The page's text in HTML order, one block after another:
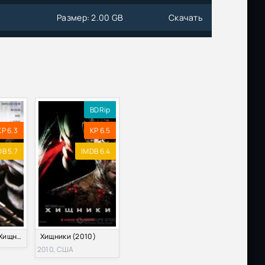
Размер: 2.00 GB Скачать
Размер: 1.46 GB
| D Размер: 4.25 GB
Размер: 3.95 GB
Размер: 9.06 GB
Размер: 3.36 GB
6.3
5.7
Чужой против Хищника (2004)
BDRip
KP 6.5
IMDB 6.4
Хищники (2010)
2010, США